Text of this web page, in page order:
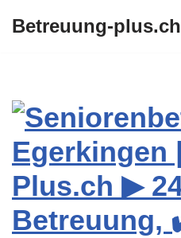
Betreuung-plus.ch